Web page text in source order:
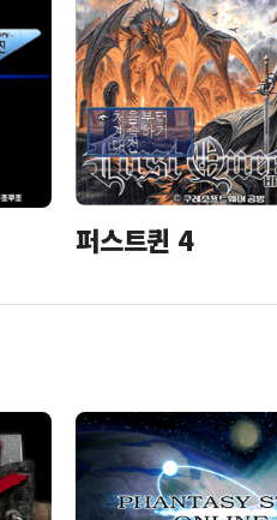
퍼스트퀸 4